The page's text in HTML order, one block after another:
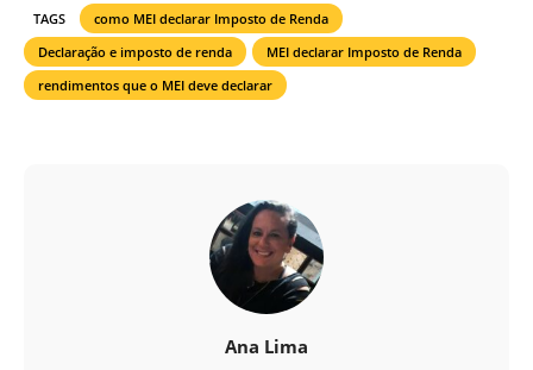
TAGS
como MEI declarar Imposto de Renda
Declaração e imposto de renda
MEI declarar Imposto de Renda
rendimentos que o MEI deve declarar
Ana Lima